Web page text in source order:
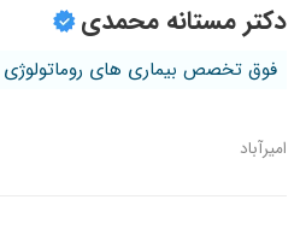
دکتر مستانه محمدی
فوق تخصص بیماری های روماتولوژی
امیرآباد